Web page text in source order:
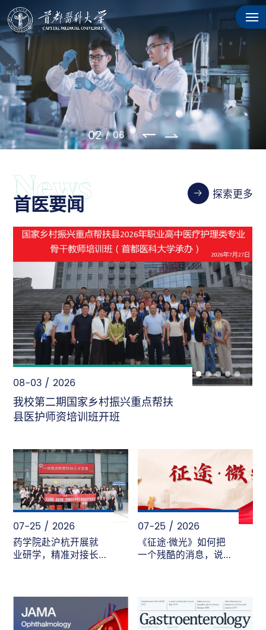
02 / 06
首医要闻 探索更多
08-02 / 2026
“暑”光里的首医人——致敬每一份
“不被看见”的坚守
07-25 / 2026
药学院赴沪杭开展就
业研学，精准对接长
07-25 / 2026
《征途·微光》如何把
一个残酷的消息，说